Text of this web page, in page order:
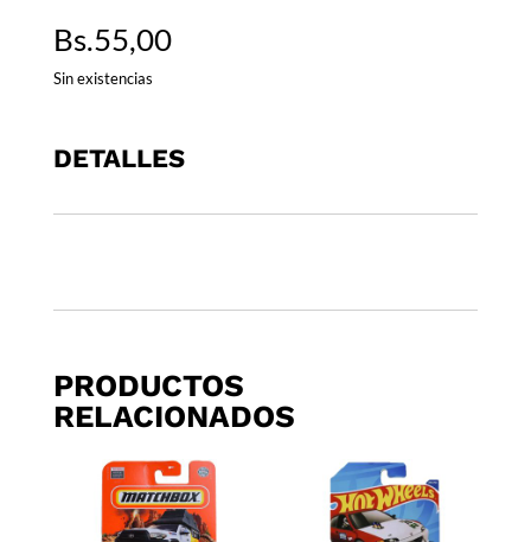
Bs.55,00
Sin existencias
DETALLES
PRODUCTOS
RELACIONADOS